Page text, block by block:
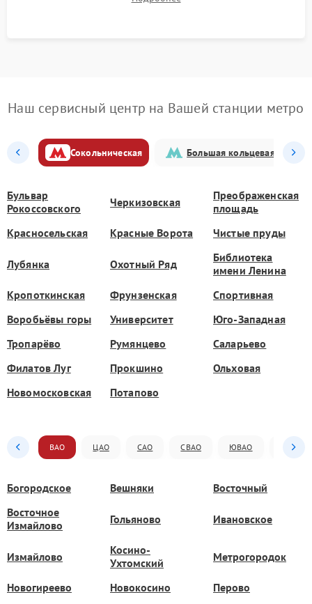
штатного слива и абсолютной сухости в поддоне.
Наш сервисный центр на Вашей станции метро
Сокольническая Большая кольцевая
Бульвар
Рокоссовского
Черкизовская
Преображенская
площадь
Красносельская
Красные Ворота Чистые пруды
Лубянка Охотный Ряд
Библиотека
имени Ленина
Кропоткинская
Фрунзенская
Спортивная
Воробьёвы горы
Университет
Юго-Западная
Тропарёво
Румянцево
Саларьево
Филатов Луг
Прокшино
Ольховая
Новомосковская
Потапово
ВАО ЦАО САО СВАО ЮВАО ЮАО
Богородское Вешняки
Восточный
Восточное
Измайлово
Гольяново Ивановское
Измайлово
Косино-
Ухтомский
Метрогородок
Новогиреево Новокосино Перово